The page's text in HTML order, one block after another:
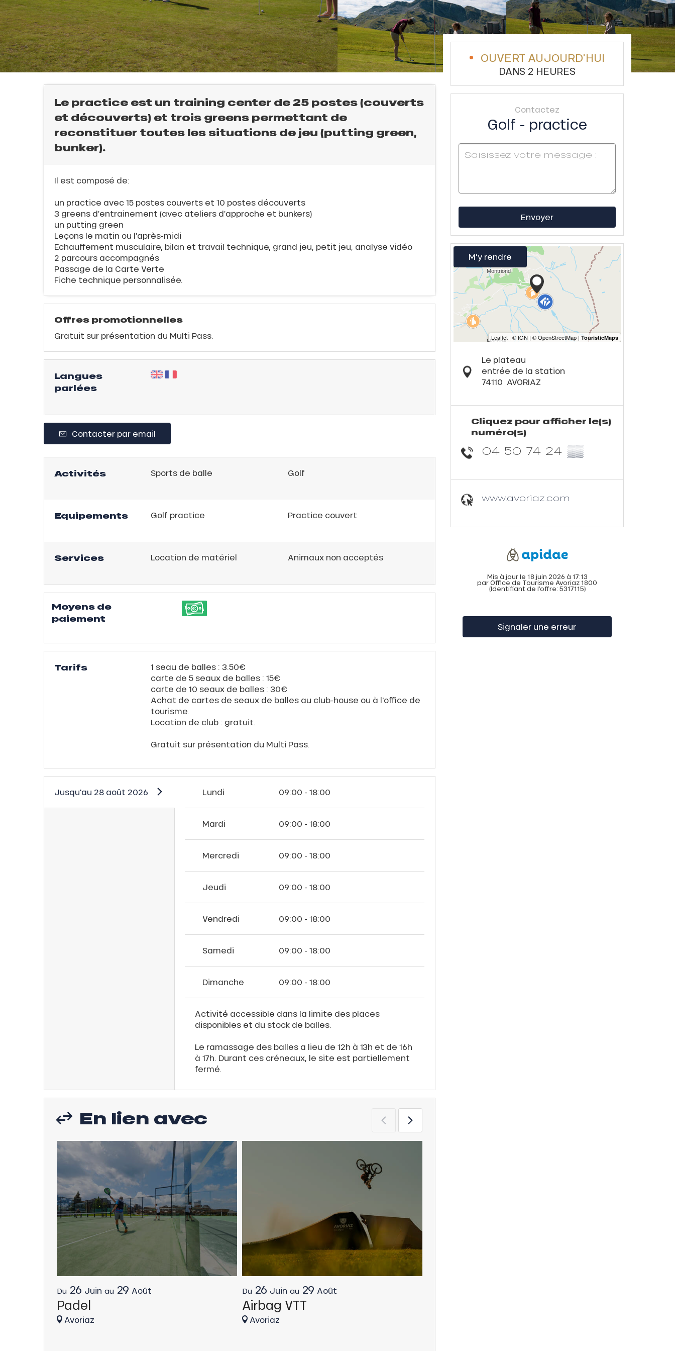
Le practice est un training center de 25 postes (couverts
et découverts) et trois greens permettant de
reconstituer toutes les situations de jeu (putting green,
bunker).
Il est composé de:
un practice avec 15 postes couverts et 10 postes découverts
3 greens d’entrainement (avec ateliers d’approche et bunkers)
un putting green
Leçons le matin ou l’après-midi
Echauffement musculaire, bilan et travail technique, grand jeu, petit jeu, analyse vidéo
2 parcours accompagnés
Passage de la Carte Verte
Fiche technique personnalisée.
Offres promotionnelles
Gratuit sur présentation du Multi Pass.
Langues
parlées
Contacter par email
Activités Sports de balle Golf
Equipements Golf practice Practice couvert
Services Location de matériel Animaux non acceptés
Moyens de
paiement
Tarifs
1 seau de balles : 3.50€
carte de 5 seaux de balles : 15€
carte de 10 seaux de balles : 30€
Achat de cartes de seaux de balles au club-house ou à l'office de
tourisme.
Location de club : gratuit.
Gratuit sur présentation du Multi Pass.
Jusqu'au 28 août 2026 Lundi 09:00 - 18:00
Mardi 09:00 - 18:00
Mercredi 09:00 - 18:00
Jeudi 09:00 - 18:00
Vendredi 09:00 - 18:00
Samedi 09:00 - 18:00
Dimanche 09:00 - 18:00
Activité accessible dans la limite des places
disponibles et du stock de balles.
Le ramassage des balles a lieu de 12h à 13h et de 16h
à 17h. Durant ces créneaux, le site est partiellement
fermé.
En lien avec
Du 26 Juin au 29 Août
Padel
Avoriaz
Du 26 Juin au 29 Août
Airbag VTT
Avoriaz
OUVERT AUJOURD'HUI
DANS 2 HEURES
Contactez
Golf - practice
Envoyer
M'y rendre
Le plateau
entrée de la station
74110 AVORIAZ
Cliquez pour afficher le(s)
numéro(s)
04 50 74 24 ▒▒
www.avoriaz.com
Mis à jour le 18 juin 2026 à 17:13
par Office de Tourisme Avoriaz 1800
(Identifiant de l'offre: 5317115)
Signaler une erreur